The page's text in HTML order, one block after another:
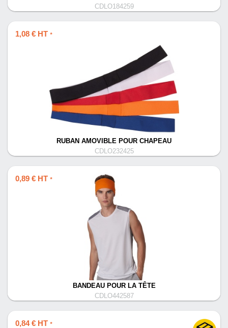
CDLO184259
1,08 € HT *
RUBAN AMOVIBLE POUR CHAPEAU
CDLO232425
0,89 € HT *
BANDEAU POUR LA TÊTE
CDLO442587
0,84 € HT *